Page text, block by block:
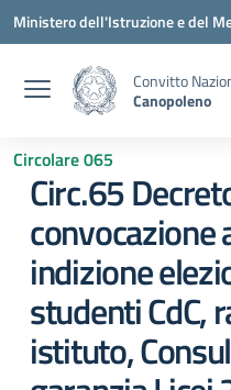
Vai ai contenuti
Vai al menu di navigazione
Vai al footer
Ministero dell'Istruzione e del
Convitto
Canopoleno
Circolare 065
Circ.65
convocazione
indizione
studenti CdC,
istituto,